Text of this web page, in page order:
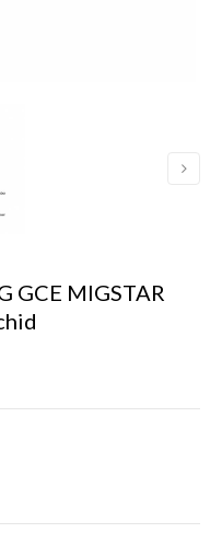
GCE MIGSTAR